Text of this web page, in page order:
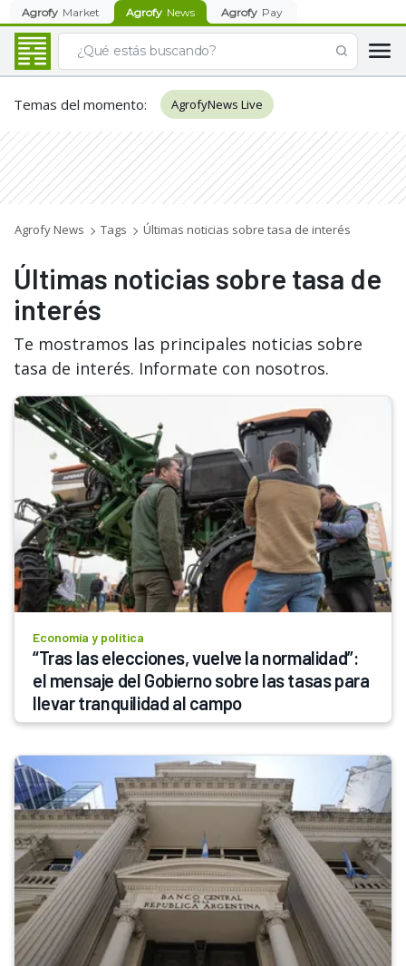
Agrofy Market Agrofy News Agrofy Pay
Temas del momento: AgrofyNews Live
Agrofy News Tags Últimas noticias sobre tasa de interés
Últimas noticias sobre tasa de
interés
Te mostramos las principales noticias sobre
tasa de interés. Informate con nosotros.
Economía y política
“Tras las elecciones, vuelve la normalidad”:
el mensaje del Gobierno sobre las tasas para
llevar tranquilidad al campo